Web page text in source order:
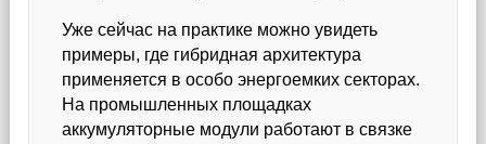
Уже сейчас на практике можно увидеть
примеры, где гибридная архитектура
применяется в особо энергоемких секторах.
На промышленных площадках
аккумуляторные модули работают в связке